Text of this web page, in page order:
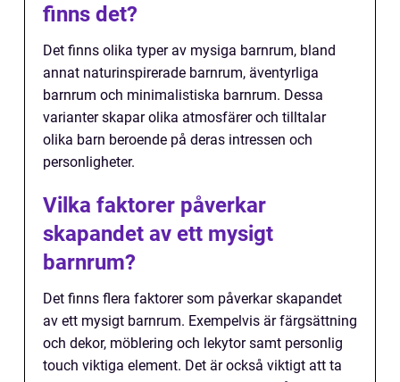
finns det?
Det finns olika typer av mysiga barnrum, bland
annat naturinspirerade barnrum, äventyrliga
barnrum och minimalistiska barnrum. Dessa
varianter skapar olika atmosfärer och tilltalar
olika barn beroende på deras intressen och
personligheter.
Vilka faktorer påverkar
skapandet av ett mysigt
barnrum?
Det finns flera faktorer som påverkar skapandet
av ett mysigt barnrum. Exempelvis är färgsättning
och dekor, möblering och lekytor samt personlig
touch viktiga element. Det är också viktigt att ta